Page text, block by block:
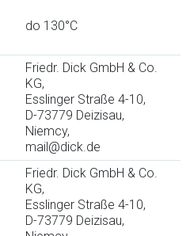
do 130°C
Friedr. Dick GmbH & Co.
KG,
Esslinger Straße 4-10,
D-73779 Deizisau,
Niemcy,
mail@dick.de
Friedr. Dick GmbH & Co.
KG,
Esslinger Straße 4-10,
D-73779 Deizisau,